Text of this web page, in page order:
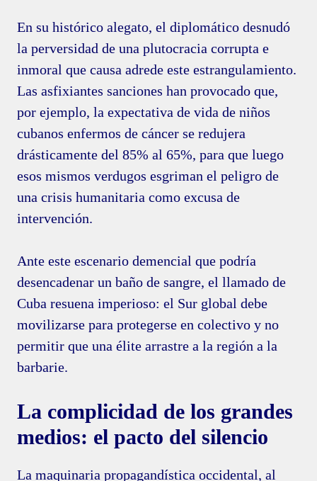
En su histórico alegato, el diplomático desnudó
la perversidad de una plutocracia corrupta e
inmoral que causa adrede este estrangulamiento.
Las asfixiantes sanciones han provocado que,
por ejemplo, la expectativa de vida de niños
cubanos enfermos de cáncer se redujera
drásticamente del 85% al 65%, para que luego
esos mismos verdugos esgriman el peligro de
una crisis humanitaria como excusa de
intervención.
Ante este escenario demencial que podría
desencadenar un baño de sangre, el llamado de
Cuba resuena imperioso: el Sur global debe
movilizarse para protegerse en colectivo y no
permitir que una élite arrastre a la región a la
barbarie.
La complicidad de los grandes
medios: el pacto del silencio
La maquinaria propagandística occidental, al